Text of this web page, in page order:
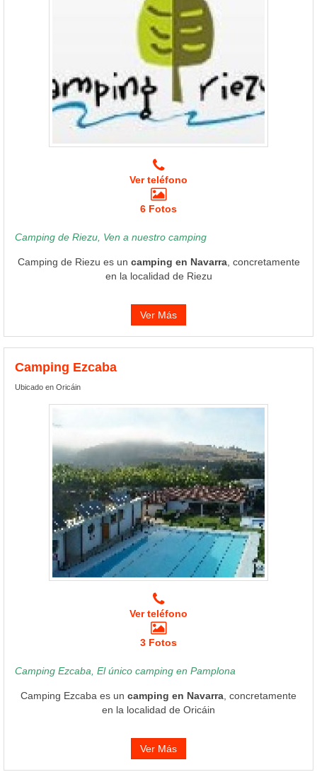
Ver teléfono
6 Fotos
Camping de Riezu, Ven a nuestro camping
Camping de Riezu es un camping en Navarra, concretamente
en la localidad de Riezu
Ver Más
Camping Ezcaba
Ubicado en Oricáin
Ver teléfono
3 Fotos
Camping Ezcaba, El único camping en Pamplona
Camping Ezcaba es un camping en Navarra , concretamente
en la localidad de Oricáin
Ver Más